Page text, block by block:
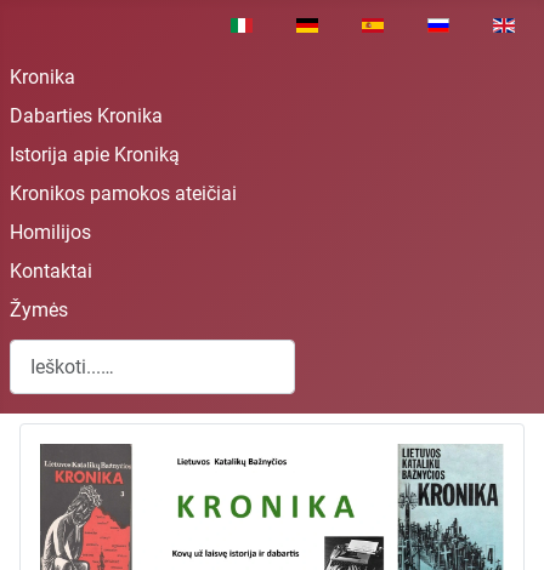
Pasirinkite savo kalbą
Kronika
Dabarties Kronika
Istorija apie Kroniką
Kronikos pamokos ateičiai
Homilijos
Kontaktai
Žymės
Paieška